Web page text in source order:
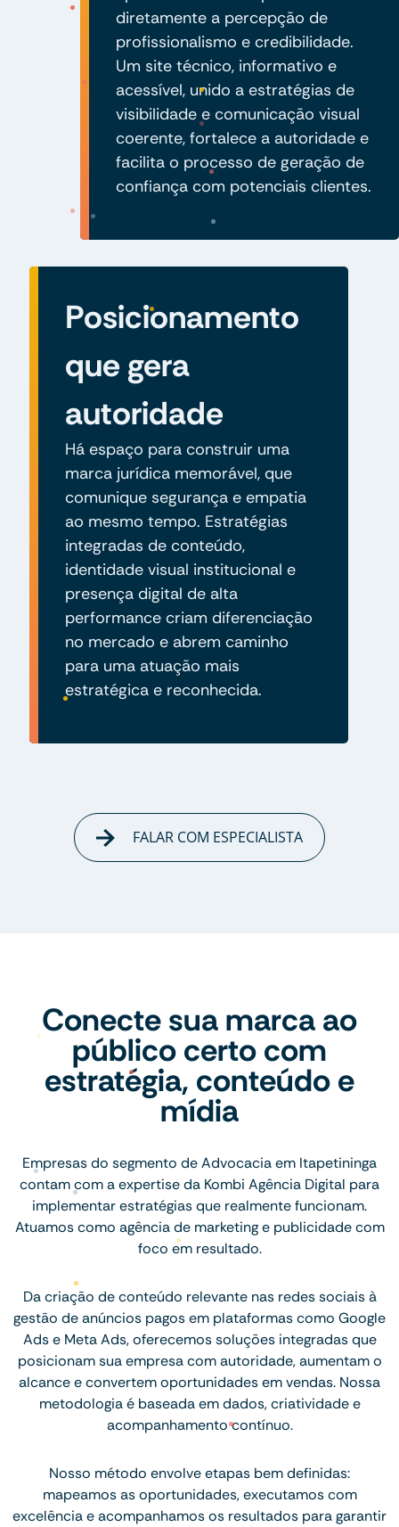
diretamente a percepção de
profissionalismo e credibilidade.
Um site técnico, informativo e
acessível, unido a estratégias de
visibilidade e comunicação visual
coerente, fortalece a autoridade e
facilita o processo de geração de
confiança com potenciais clientes.
Posicionamento
que gera
autoridade
Há espaço para construir uma
marca jurídica memorável, que
comunique segurança e empatia
ao mesmo tempo. Estratégias
integradas de conteúdo,
identidade visual institucional e
presença digital de alta
performance criam diferenciação
no mercado e abrem caminho
para uma atuação mais
estratégica e reconhecida.
FALAR COM ESPECIALISTA
Conecte sua marca ao
público certo com
estratégia, conteúdo e
mídia
Empresas do segmento de Advocacia em Itapetininga
contam com a expertise da Kombi Agência Digital para
implementar estratégias que realmente funcionam.
Atuamos como agência de marketing e publicidade com
foco em resultado.
Da criação de conteúdo relevante nas redes sociais à
gestão de anúncios pagos em plataformas como Google
Ads e Meta Ads, oferecemos soluções integradas que
posicionam sua empresa com autoridade, aumentam o
alcance e convertem oportunidades em vendas. Nossa
metodologia é baseada em dados, criatividade e
acompanhamento contínuo.
Nosso método envolve etapas bem definidas:
mapeamos as oportunidades, executamos com
excelência e acompanhamos os resultados para garantir